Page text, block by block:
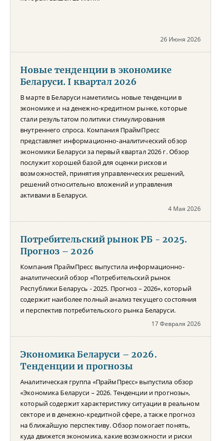
26 Июня 2026
Новые тенденции в экономике
Беларуси. I квартал 2026
В марте в Беларуси наметились новые тенденции в
экономике и на денежно-кредитном рынке, которые
стали результатом политики стимулирования
внутреннего спроса. Компания ПраймПресс
представляет информационно-аналитический обзор
экономики Беларуси за первый квартал 2026 г. Обзор
послужит хорошей базой для оценки рисков и
возможностей, принятия управленческих решений,
решений относительно вложений и управления
активами в Беларуси.
4 Мая 2026
Потребительский рынок РБ - 2025.
Прогноз – 2026
Компания ПраймПресс выпустила информационно-
аналитический обзор «Потребительский рынок
Республики Беларусь - 2025. Прогноз – 2026», который
содержит наиболее полный анализ текущего состояния
и перспектив потребительского рынка Беларуси.
17 Февраля 2026
Экономика Беларуси – 2026.
Тенденции и прогнозы
Аналитическая группа «ПраймПресс» выпустила обзор
«Экономика Беларуси – 2026. Тенденции и прогнозы»,
который содержит характеристику ситуации в реальном
секторе и в денежно-кредитной сфере, а также прогноз
на ближайшую перспективу. Обзор помогает понять,
куда движется экономика, какие возможности и риски